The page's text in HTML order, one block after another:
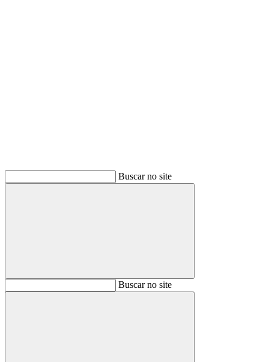
Buscar no site
BuscarBuscar no site